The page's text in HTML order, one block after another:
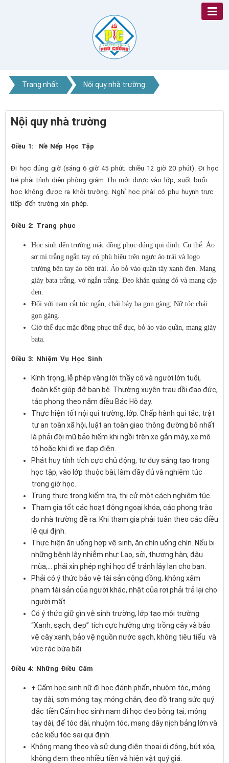
Trang nhất Nội quy nhà trường
Nội quy nhà trường
Điều 1: Nề Nếp Học Tập
Đi học đúng giờ (sáng 6 giờ 45 phút; chiều 12 giờ 20 phút). Đi học
trễ phải trình diện phòng giám Thị mới được vào lớp, suốt buổi
học không được ra khỏi trường. Nghỉ học phài có phụ huynh trực
tiếp đến trường xin phép.
Điều 2: Trang phục
Học sinh đến trường mặc đồng phục đúng qui định. Cụ thể: Áo
sơ mi trắng ngắn tay có phù hiệu trên ngực áo trái và logo
trường bên tay áo bên trái. Áo bỏ vào quần tây xanh đen. Mang
giày bata trắng, vớ ngắn trắng. Đeo khăn quàng đỏ và mang cặp
đen.
Đối với nam cắt tóc ngắn, chải bảy ba gọn gàng; Nữ tóc chải
gọn gàng.
Giờ thể dục mặc đồng phục thể dục, bỏ áo vào quần, mang giày
bata.
Điều 3: Nhiệm Vụ Học Sinh
Kính trọng, lễ phép vâng lời thầy cô và người lớn tuổi,
đoàn kết giúp đỡ bạn bè. Thường xuyên trau dồi đạo đức,
tác phong theo năm điều Bác Hô dạy.
Thực hiện tốt nội qui trường, lớp. Chấp hành qui tắc, trật
tự an toàn xã hội, luật an toàn giao thông đường bộ nhất
là phải đội mũ bảo hiểm khi ngồi trên xe gắn máy, xe mô
tô hoặc khi đi xe đạp điện.
Phát huy tính tích cực chủ động, tư duy sáng tạo trong
học tập, vào lớp thuộc bài, làm đầy đủ và nghiêm túc
trong giờ học.
Trung thực trong kiểm tra, thi cử một cách nghiêm túc.
Tham gia tốt các hoạt động ngoại khóa, các phong trào
do nhà trường đề ra. Khi tham gia phải tuân theo các điều
lệ qui định.
Thực hiện ăn uống hợp vệ sinh, ăn chín uống chín. Nếu bị
những bệnh lây nhiễm như: Lao, sởi, thương hàn, đậu
mùa,… phải xin phép nghỉ học để tránh lây lan cho bạn.
Phải có ý thức bảo vệ tài sản cộng đồng, không xâm
phạm tài sản của người khác, nhật của rơi phải trả lại cho
người mất.
Có ý thức giữ gìn vệ sinh trường, lớp tạo môi trường
“Xanh, sạch, đẹp” tích cực hưởng ưng trồng cây và bảo
vệ cây xanh, bảo vệ nguồn nước sạch, không tiêu tiểu và
vức rác bừa bãi.
Điều 4: Những Điều Cấm
+ Cấm học sinh nữ đi học đánh phấn, nhuộm tóc, móng
tay dài, sơn móng tay, móng chân, đeo đồ trang sức quý
đắc tiền.Cấm học sinh nam đi học đeo bông tai, móng
tay dài, để tóc dài, nhuộm tóc, mang dây nịch bảng lớn và
các kiểu tóc sai qui định.
Không mang theo và sử dụng điện thoại di động, bút xóa,
không đem theo nhiều tiền và hiện vật quý giá.